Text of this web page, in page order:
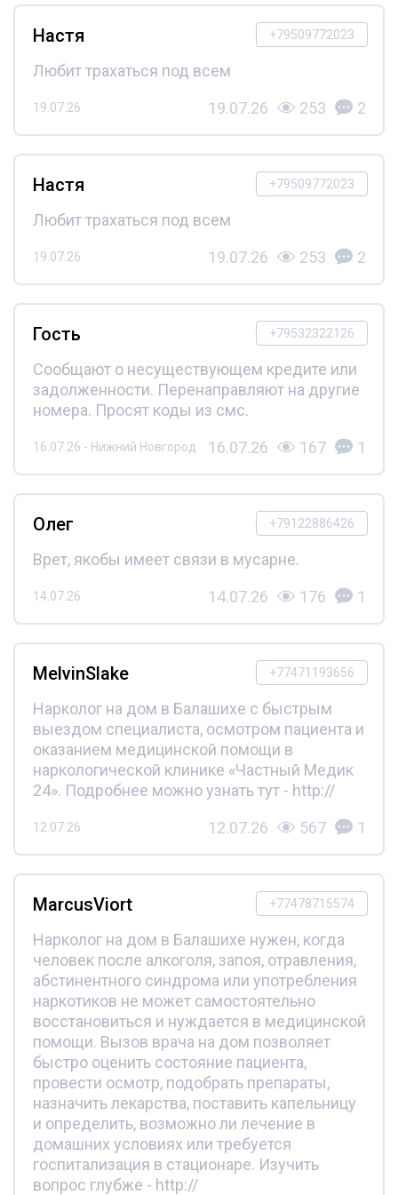
+79509772023
Настя
Любит трахаться под всем
19.07.26 19.07.26 253 2
+79509772023
Настя
Любит трахаться под всем
19.07.26 19.07.26 253 2
+79532322126
Гость
Сообщают о несуществующем кредите или
задолженности. Перенаправляют на другие
номера. Просят коды из смс.
16.07.26 - Нижний Новгород 16.07.26 167 1
+79122886426
Олег
Врет, якобы имеет связи в мусарне.
14.07.26 14.07.26 176 1
+77471193656
MelvinSlake
Нарколог на дом в Балашихе с быстрым
выездом специалиста, осмотром пациента и
оказанием медицинской помощи в
наркологической клинике «Частный Медик
24». Подробнее можно узнать тут - http://
12.07.26 12.07.26 567 1
+77478715574
MarcusViort
Нарколог на дом в Балашихе нужен, когда
человек после алкоголя, запоя, отравления,
абстинентного синдрома или употребления
наркотиков не может самостоятельно
восстановиться и нуждается в медицинской
помощи. Вызов врача на дом позволяет
быстро оценить состояние пациента,
провести осмотр, подобрать препараты,
назначить лекарства, поставить капельницу
и определить, возможно ли лечение в
домашних условиях или требуется
госпитализация в стационаре. Изучить
вопрос глубже - http://